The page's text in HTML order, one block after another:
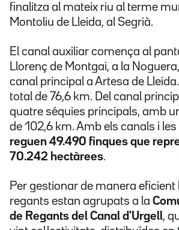
finalitza al mateix riu al terme
Montoliu de Lleida, al Segrià.
El canal auxiliar comença al
Llorenç de Montgai, a la
canal principal a Artesa de
total de 76,6 km. Del canal
quatre séquies principals, amb
de 102,6 km. Amb els canals i les
reguen 49.490 finques que
70.242 hectàrees.
Per gestionar de manera eficient
regants estan agrupats a la
de Regants del Canal d'Urgell,